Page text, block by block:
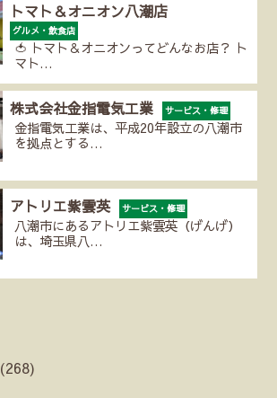
トマト＆オニオン八潮店
グルメ・飲食店
🍅 トマト＆オニオンってどんなお店？ ト
マト…
株式会社金指電気工業 サービス・修理
金指電気工業は、平成20年設立の八潮市
を拠点とする…
アトリエ紫雲英 サービス・修理
八潮市にあるアトリエ紫雲英（げんげ）
は、埼玉県八…
(268)